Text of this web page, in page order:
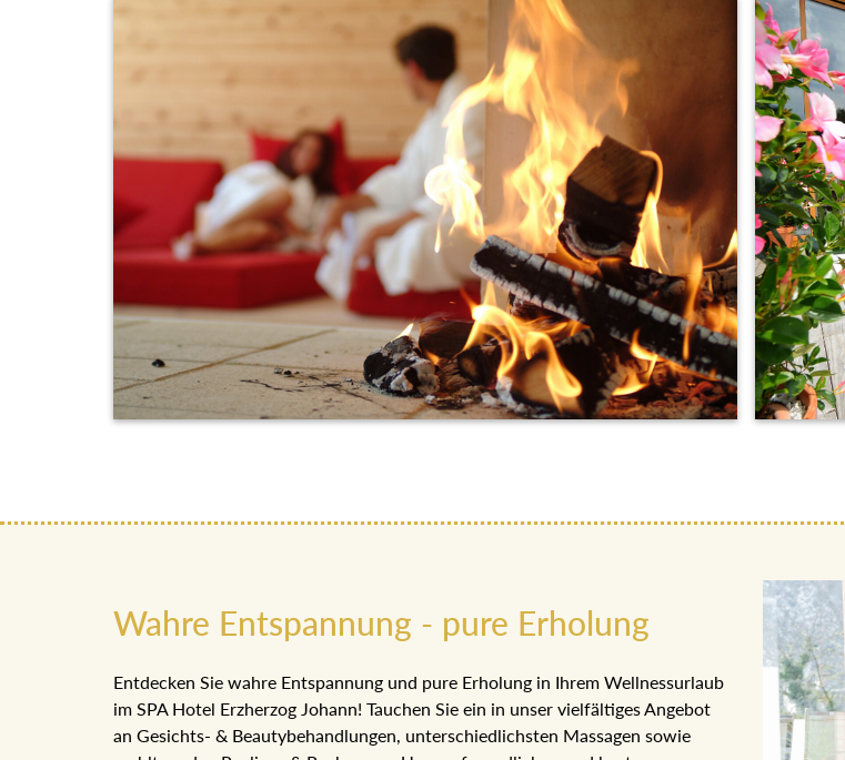
Wahre Entspannung - pure Erholung
Entdecken Sie wahre Entspannung und pure Erholung in Ihrem Wellnessurlaub
im SPA Hotel Erzherzog Johann! Tauchen Sie ein in unser vielfältiges Angebot
an Gesichts- & Beautybehandlungen, unterschiedlichsten Massagen sowie